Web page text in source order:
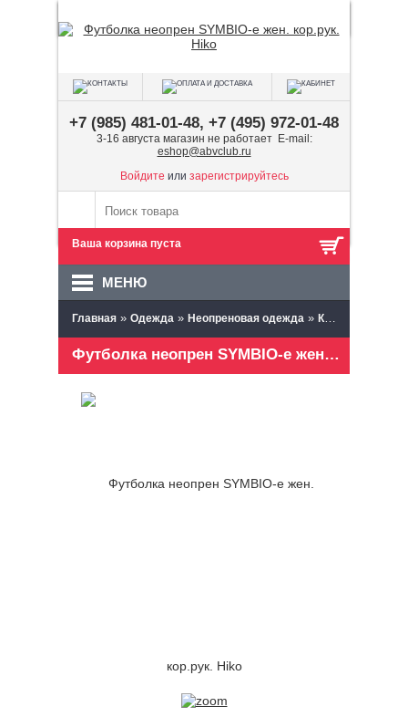
+7 (985) 481-01-48, +7 (495) 972-01-48
3-16 августа магазин не работает E-mail:
eshop@abvclub.ru
Войдите или зарегистрируйтесь
Ваша корзина пуста
МЕНЮ
Главная » Одежда » Неопреновая одежда » Куртки неопреновые
Футболка неопрен SYMBIO-e жен. кор.рук. Hiko